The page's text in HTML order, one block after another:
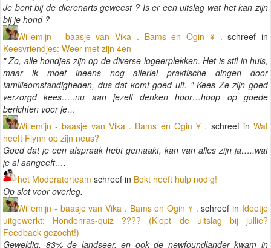
Je bent bij de dierenarts geweest ? Is er een uitslag wat het kan zijn
bij je hond ?
Willemijn - baasje van Vika . Bams en Ogin ¥ . schreef in
Keesvriendjes: Weer met zijn 4en
" Zo, alle hondjes zijn op de diverse logeerplekken. Het is stil in huis,
maar ik moet ineens nog allerlei praktische dingen door
familieomstandigheden, dus dat komt goed uit. " Kees Ze zijn goed
verzorgd kees…..nu aan jezelf denken hoor…hoop op goede
berichten voor je…
Willemijn - baasje van Vika . Bams en Ogin ¥ . schreef inWat
heeft Flynn op zijn neus?
Goed dat je een afspraak hebt gemaakt, kan van alles zijn ja…..wat
je al aangeeft….
het Moderatorteam schreef in Bokt heeft hulp nodig!
Op slot voor overleg.
Willemijn - baasje van Vika . Bams en Ogin ¥ . schreef in Ideetje
uitgewerkt: Hondenras-quiz ???? (Klopt de uitslag bij jullie?
Feedback gezocht!)
Geweldig, 83% de landseer, en ook de newfoundlander kwam in